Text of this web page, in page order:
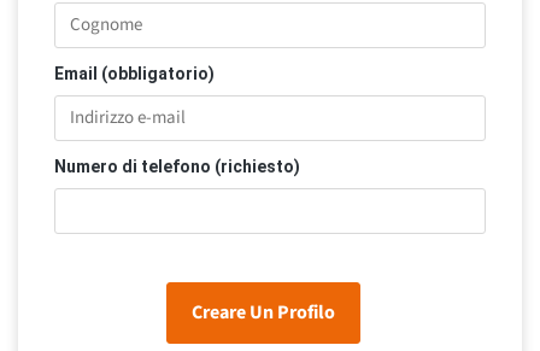
Email (obbligatorio)
Numero di telefono (richiesto)
Creare Un Profilo